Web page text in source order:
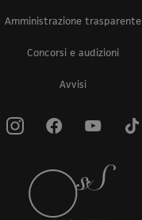
Amministrazione trasparente
Concorsi e audizioni
Avvisi